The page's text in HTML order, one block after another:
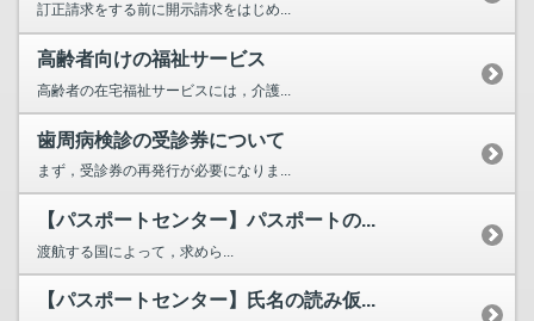
訂正請求をする前に開示請求をはじめ...
高齢者向けの福祉サービス
高齢者の在宅福祉サービスには，介護...
歯周病検診の受診券について
まず，受診券の再発行が必要になりま...
【パスポートセンター】パスポートの...
渡航する国によって，求めら...
【パスポートセンター】氏名の読み仮...